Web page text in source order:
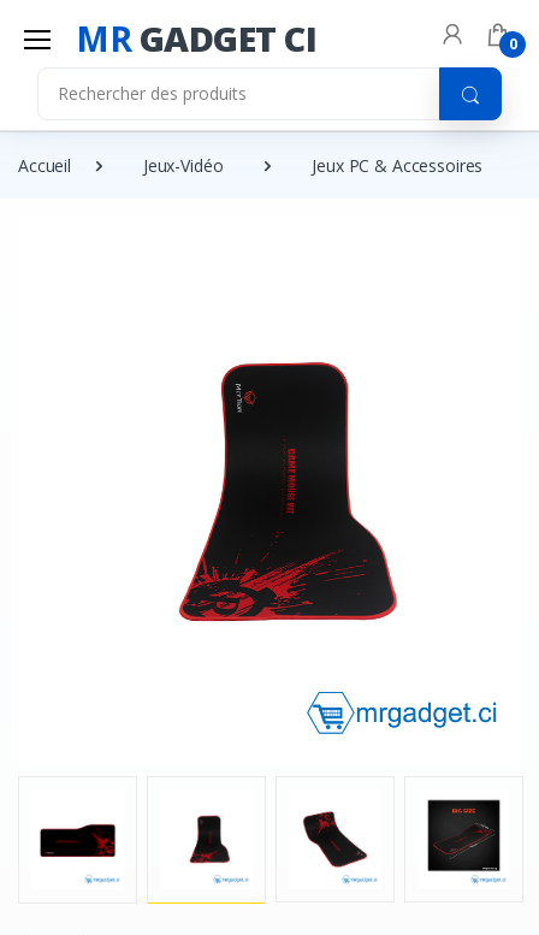
MRGADGET CI 0
Accueil Jeux-Vidéo Jeux PC & Accessoires